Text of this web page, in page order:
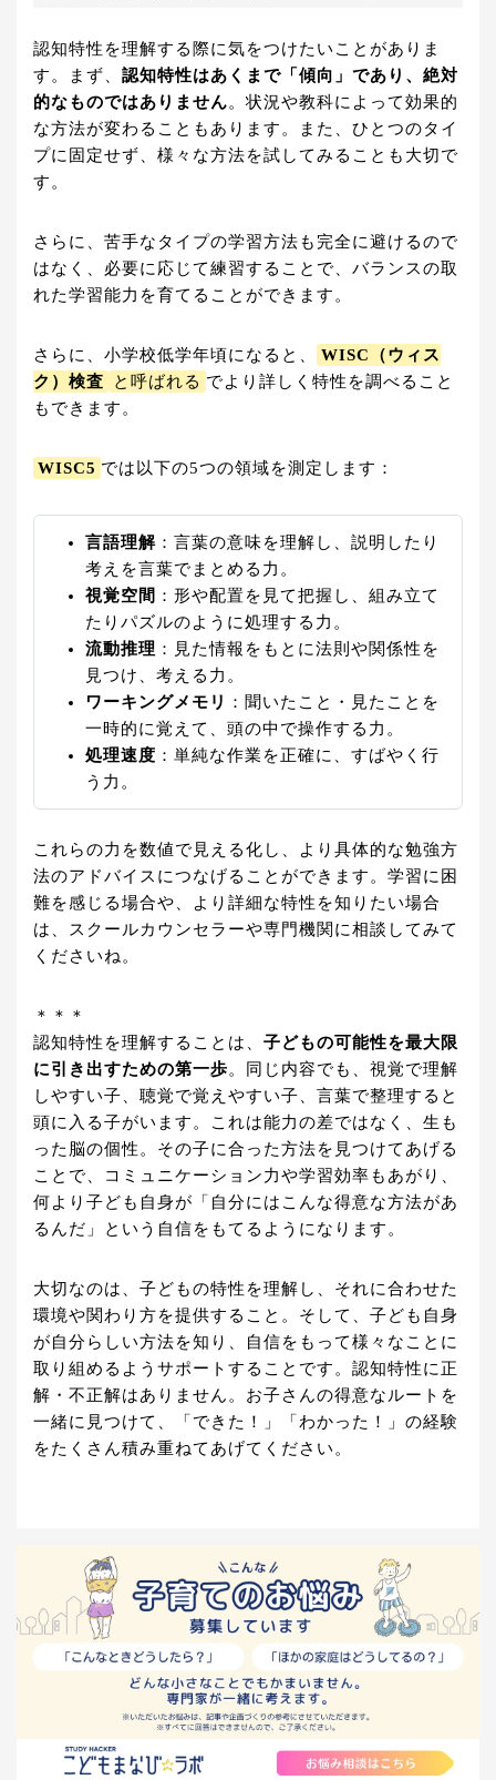
認知特性を理解する際に気をつけたいことがありま
す。まず、 認知特性はあくまで「傾向」であり、絶対
的なものではありません。状況や教科によって効果的
な方法が変わることもあります。また、ひとつのタイ
プに固定せず、様々な方法を試してみることも大切で
す。
さらに、苦手なタイプの学習方法も完全に避けるので
はなく、必要に応じて練習することで、バランスの取
れた学習能力を育てることができます。
さらに、小学校低学年頃になると、
WISC（ウィス
ク）検査
と呼ばれる でより詳しく特性を調べること
もできます。
WISC5 では以下の5つの領域を測定します：
言語理解 ：言葉の意味を理解し、説明したり
考えを言葉でまとめる力。
視覚空間 ：形や配置を見て把握し、組み立て
たりパズルのように処理する力。
流動推理 ：見た情報をもとに法則や関係性を
見つけ、考える力。
ワーキングメモリ
：聞いたこと・見たことを
一時的に覚えて、頭の中で操作する力。
処理速度 ：単純な作業を正確に、すばやく行
う力。
これらの力を数値で見える化し、より具体的な勉強方
法のアドバイスにつなげることができます。学習に困
難を感じる場合や、より詳細な特性を知りたい場合
は、スクールカウンセラーや専門機関に相談してみて
くださいね。
＊＊＊
認知特性を理解することは、 子どもの可能性を最大限
に引き出すための第一歩。同じ内容でも、視覚で理解
しやすい子、聴覚で覚えやすい子、言葉で整理すると
頭に入る子がいます。これは能力の差ではなく、生も
った脳の個性。その子に合った方法を見つけてあげる
ことで、コミュニケーション力や学習効率もあがり、
何より子ども自身が「自分にはこんな得意な方法があ
るんだ」という自信をもてるようになります。
大切なのは、子どもの特性を理解し、それに合わせた
環境や関わり方を提供すること。そして、子ども自身
が自分らしい方法を知り、自信をもって様々なことに
取り組めるようサポートすることです。認知特性に正
解・不正解はありません。お子さんの得意なルートを
一緒に見つけて、「できた！」「わかった！」の経験
をたくさん積み重ねてあげてください。